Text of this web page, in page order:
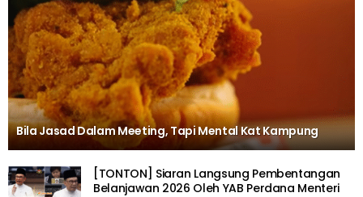
Bila Jasad Dalam Meeting, Tapi Mental Kat Kampung
[TONTON] Siaran Langsung Pembentangan
Belanjawan 2026 Oleh YAB Perdana Menteri